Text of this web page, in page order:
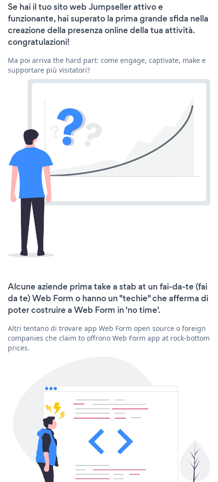
Se hai il tuo sito web Jumpseller attivo e
funzionante, hai superato la prima grande sfida nella
creazione della presenza online della tua attività.
congratulazioni!
Ma poi arriva the hard part: come engage, captivate, make e
supportare più visitatori?
Alcune aziende prima take a stab at un fai-da-te (fai
da te) Web Form o hanno un "techie" che afferma di
poter costruire a Web Form in 'no time'.
Altri tentano di trovare app Web Form open source o foreign
companies che claim to offrono Web Form app at rock-bottom
prices.